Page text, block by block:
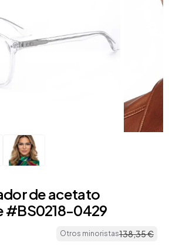
de acetato
#BS0218-0429
Otros minoristas138,35€